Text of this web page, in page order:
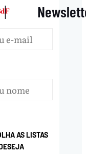
|
AS LISTAS